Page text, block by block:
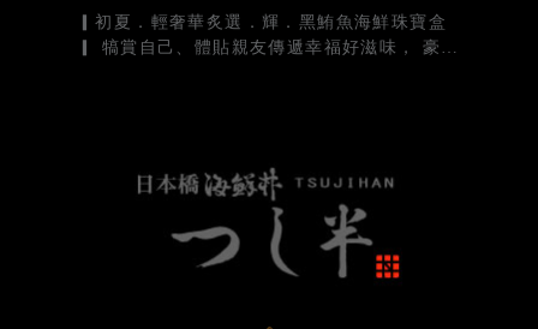
▎初夏．輕奢華炙選．輝．黑鮪魚海鮮珠寶盒
▎ 犒賞自己、體貼親友傳遞幸福好滋味， 豪奢